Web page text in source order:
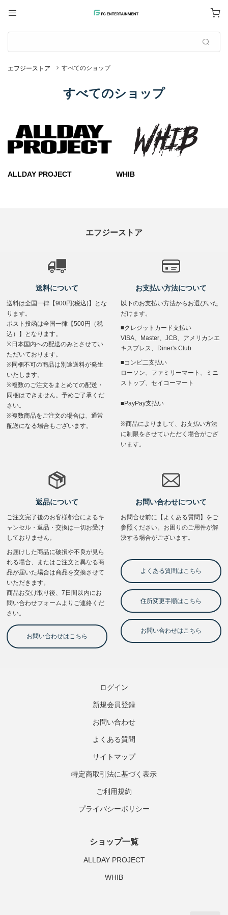
エフジーストア すべてのショップ
すべてのショップ
ALLDAY PROJECT WHIB
エフジーストア
ログイン
新規会員登録
お問い合わせ
よくある質問
サイトマップ
特定商取引法に基づく表示
ご利用規約
プライバシーポリシー
ショップ一覧
ALLDAY PROJECT
WHIB